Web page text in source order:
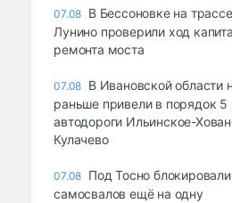
07.08 В Бессоновке на
Лунино проверили ход
ремонта моста
07.08 В Ивановской области
раньше привели в порядок 5
автодороги Ильинское-
Кулачево
07.08 Под Тосно
самосвалов ещё на одну